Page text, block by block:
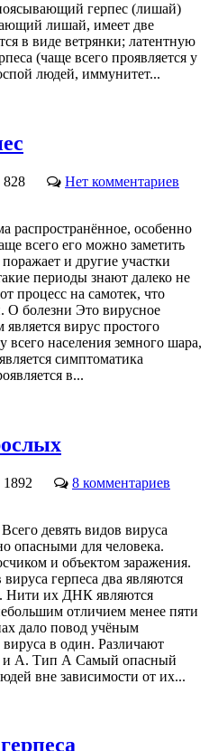
герпес (лишай)
лишай, имеет две
в виде ветрянки; латентную
(чаще всего проявляется у
людей, иммунитет...
828 Нет комментариев
распространённое, особенно
всего его можно заметить
и другие участки
периоды знают далеко не
процесс на самотек, что
О болезни Это вирусное
является вирус простого
всего населения земного шара,
симптоматика
в...
1892 8 комментариев
девять видов вируса
опасными для человека.
и объектом заражения.
герпеса два являются
Нити их ДНК являются
отличием менее пяти
дало повод учёным
в один. Различают
и А. Тип А Самый опасный
вне зависимости от их...